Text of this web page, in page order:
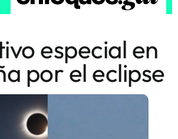
especial en
por el eclipse